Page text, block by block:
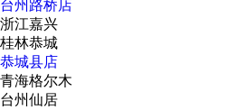
台州路桥店
浙江嘉兴
桂林恭城
恭城县店
青海格尔木
台州仙居